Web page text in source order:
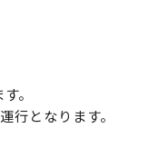
。
行となります。